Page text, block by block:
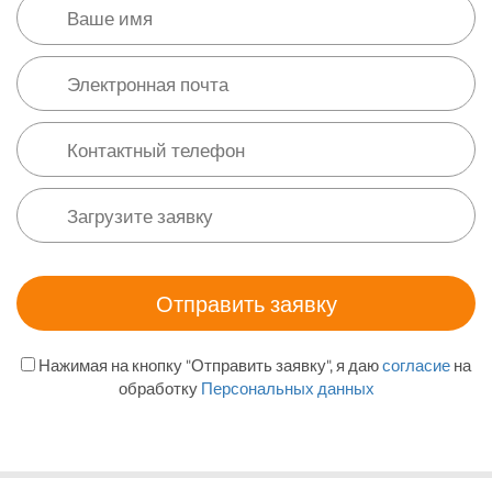
Нажимая на кнопку "Отправить заявку", я даюсогласие на
обработку Персональных данных